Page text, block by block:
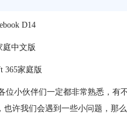
D14
庭中文版
365家庭版
位小伙伴们一定都非常熟悉，有
也许我们会遇到一些小问题，那